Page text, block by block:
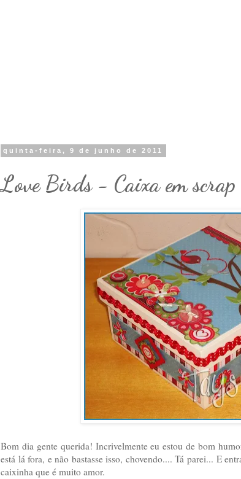
quinta-feira, 9 de junho de 2011
Love Birds - Caixa em scrap
Bom dia gente querida! Incrivelmente eu estou de bom
está lá fora, e não bastasse isso, chovendo.... Tá parei... E
caixinha que é muito amor.